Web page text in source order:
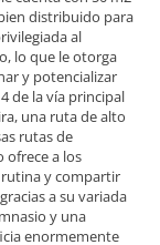
distribuido para
al
lo que le otorga
y potencializar
de la vía principal
una ruta de alto
rutas de
a los
rutina y compartir
a su variada
y una
enormemente